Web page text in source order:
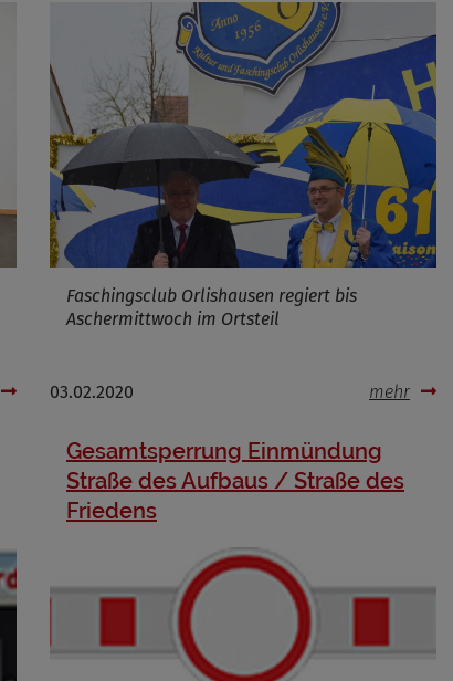
Faschingsclub Orlishausen regiert bis
Aschermittwoch im Ortsteil
03.02.2020 mehr
Gesamtsperrung Einmündung
Straße des Aufbaus / Straße des
Friedens
Infos schließen